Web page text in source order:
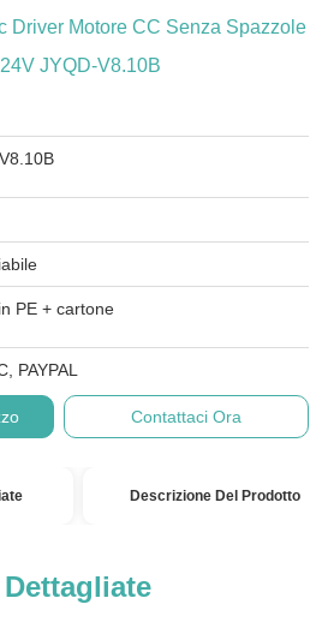
Driver Motore CC Senza Spazzole
JYQD-V8.10B
PE + cartone
PAYPAL
Contattaci Ora
Descrizione Del Prodotto